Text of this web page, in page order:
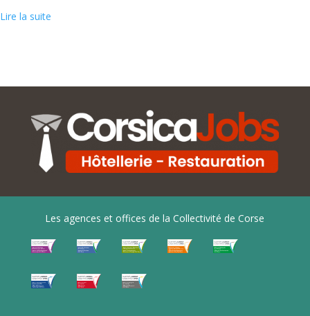
Lire la suite
Les agences et offices de la Collectivité de Corse